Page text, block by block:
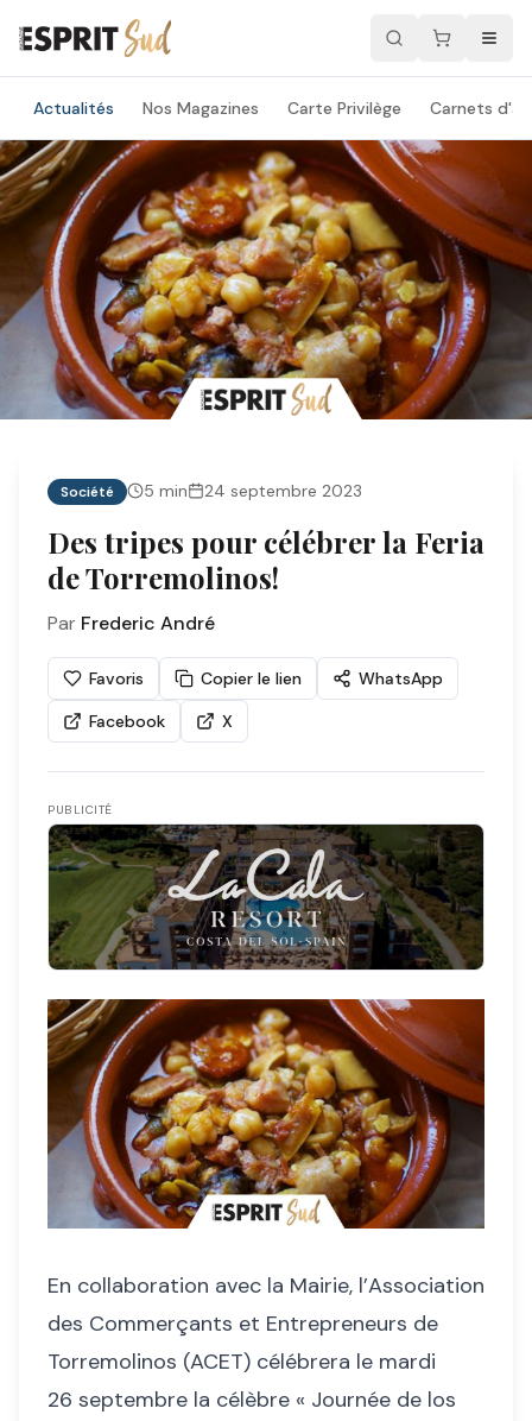
Actualités Nos Magazines Carte Privilège Carnets
Société 5 min 24 septembre 2023
Des tripes pour célébrer la Feria
de Torremolinos!
Par Frederic André
Favoris Copier le lien
WhatsApp
Facebook
X
PUBLICITÉ
En collaboration avec la Mairie, l’Association
des Commerçants et Entrepreneurs de
Torremolinos (ACET) célébrera le mardi
26 septembre la célèbre « Journée de los